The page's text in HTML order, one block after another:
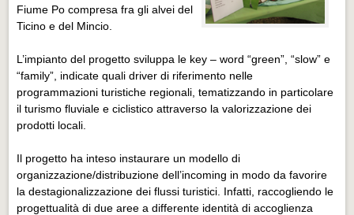
Fiume Po compresa fra gli alvei del
Ticino e del Mincio.
L’impianto del progetto sviluppa le key – word “green”, “slow” e
“family”, indicate quali driver di riferimento nelle
programmazioni turistiche regionali, tematizzando in particolare
il turismo fluviale e ciclistico attraverso la valorizzazione dei
prodotti locali.
Il progetto ha inteso instaurare un modello di
organizzazione/distribuzione dell’incoming in modo da favorire
la destagionalizzazione dei flussi turistici. Infatti, raccogliendo le
progettualità di due aree a differente identità di accoglienza